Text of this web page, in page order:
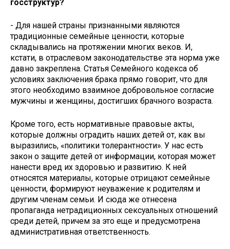
госструктур?
- Для нашей страны признанными являются
традиционные семейные ценности, которые
складывались на протяжении многих веков. И,
кстати, в отраслевом законодательстве эта норма уже
давно закреплена. Статья Семейного кодекса об
условиях заключения брака прямо говорит, что для
этого необходимо взаимное добровольное согласие
мужчины и женщины, достигших брачного возраста.
Кроме того, есть нормативные правовые акты,
которые должны оградить наших детей от, как вы
выразились, «политики толерантности». У нас есть
закон о защите детей от информации, которая может
нанести вред их здоровью и развитию. К ней
относятся материалы, которые отрицают семейные
ценности, формируют неуважение к родителям и
другим членам семьи. И сюда же отнесена
пропаганда нетрадиционных сексуальных отношений
среди детей, причем за это еще и предусмотрена
административная ответственность.